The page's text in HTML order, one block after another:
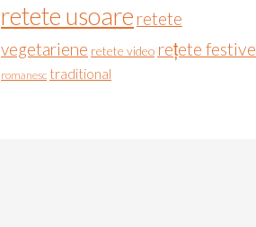
retete usoare retete
vegetariene retete video rețete festive
romanesc traditional